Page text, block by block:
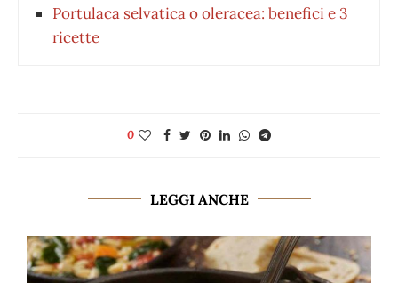
Portulaca selvatica o oleracea: benefici e 3
ricette
0
LEGGI ANCHE